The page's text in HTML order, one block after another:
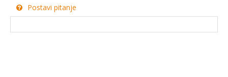
Postavi pitanje